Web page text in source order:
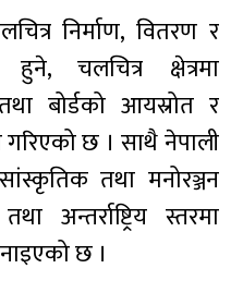
निर्माण, वितरण र
चलचित्र क्षेत्रमा
बोर्डको आयस्रोत र
गरिएको छ । साथै नेपाली
तथा मनोरञ्जन
अन्तर्राष्ट्रिय स्तरमा
छ ।